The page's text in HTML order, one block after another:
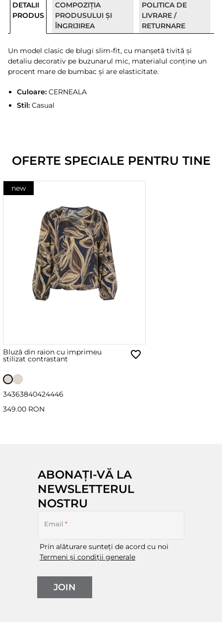
DETALII
PRODUS
COMPOZIȚIA
PRODUSULUI ȘI
ÎNGRIJIREA
POLITICA DE
LIVRARE /
RETURNARE
Un model clasic de blugi slim-fit, cu manșetă tivită și
detaliu decorativ pe buzunarul mic, materialul conține un
procent mare de bumbac și are elasticitate.
Culoare:CERNEALA
Stil:Casual
OFERTE SPECIALE PENTRU TINE
new
Bluză din raion cu imprimeu
stilizat contrastant
34363840424446
349.00 RON
ABONAȚI-VĂ LA
NEWSLETTERUL
NOSTRU
Email *
Prin alăturare sunteți de acord cu noi
Termeni și condiții generale
JOIN